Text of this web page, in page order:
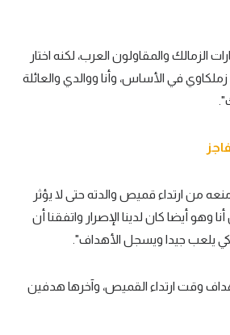
الزمالك والمقاولون العرب، لكنه اختار
زملكاوي في الأساس، وأنا ووالدي والعائلة
من ارتداء قميص والدته حتى لا يؤثر
وهو أيضا كان لدينا الإصرار واتفقنا أن
يلعب جيدا ويسجل الأهداف".
وقت ارتداء القميص، وآخرها هدفين